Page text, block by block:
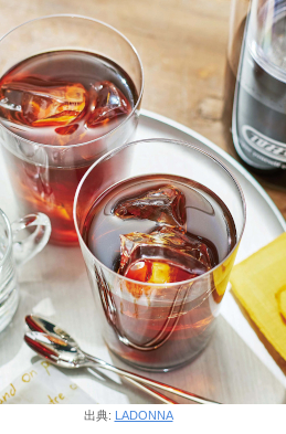
出典: LADONNA